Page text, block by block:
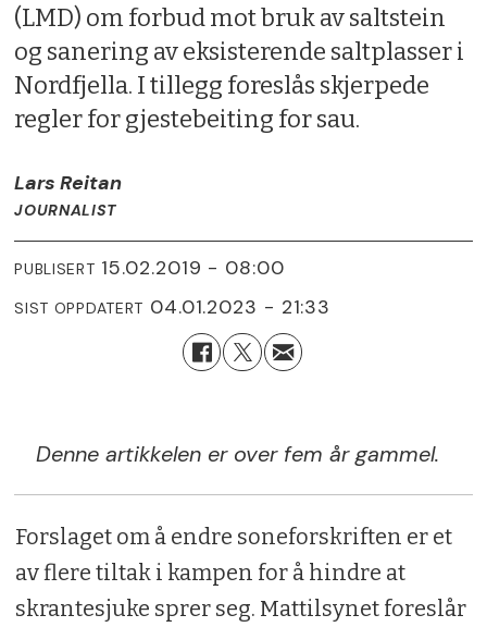
(LMD) om forbud mot bruk av saltstein
og sanering av eksisterende saltplasser i
Nordfjella. I tillegg foreslås skjerpede
regler for gjestebeiting for sau.
Lars Reitan
JOURNALIST
PUBLISERT 15.02.2019 - 08:00
SIST OPPDATERT 04.01.2023 - 21:33
Denne artikkelen er over fem år gammel.
Forslaget om å endre soneforskriften er et
av flere tiltak i kampen for å hindre at
skrantesjuke sprer seg. Mattilsynet foreslår